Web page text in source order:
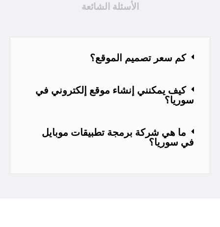
الأسئلة الشائعة
كم سعر تصميم الموقع؟
كيف يمكنني إنشاء موقع إلكتروني في
سوريا؟
ما هي شركة برمجة تطبيقات موبايل
في سوريا؟